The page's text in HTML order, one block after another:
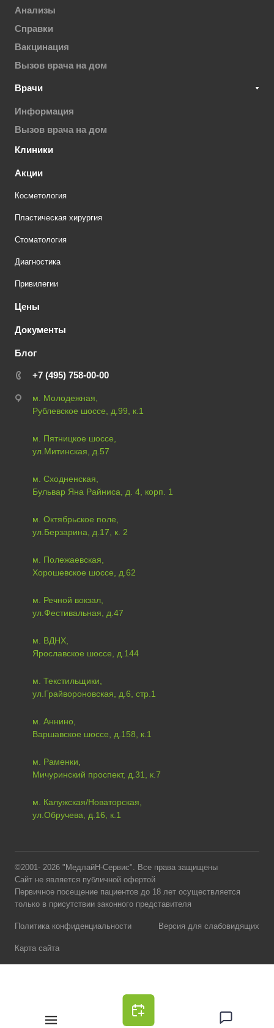
Анализы
Справки
Вакцинация
Вызов врача на дом
Врачи
Информация
Вызов врача на дом
Клиники
Акции
Косметология
Пластическая хирургия
Стоматология
Диагностика
Привилегии
Цены
Документы
Блог
+7 (495) 758-00-00
м. Молодежная,
Рублевское шоссе, д.99, к.1
м. Пятницкое шоссе,
ул.Митинская, д.57
м. Сходненская,
Бульвар Яна Райниса, д. 4, корп. 1
м. Октябрьское поле,
ул.Берзарина, д.17, к. 2
м. Полежаевская,
Хорошевское шоссе, д.62
м. Речной вокзал,
ул.Фестивальная, д.47
м. ВДНХ,
Ярославское шоссе, д.144
м. Текстильщики,
ул.Грайвороновская, д.6, стр.1
м. Аннино,
Варшавское шоссе, д.158, к.1
м. Раменки,
Мичуринский проспект, д.31, к.7
м. Калужская/Новаторская,
ул.Обручева, д.16, к.1
©2001- 2026 "МедлайН-Сервис". Все права защищены
Сайт не является публичной офертой
Первичное посещение пациентов до 18 лет осуществляется
только в присутствии законного представителя
Политика конфиденциальности Версия для слабовидящих
Карта сайта